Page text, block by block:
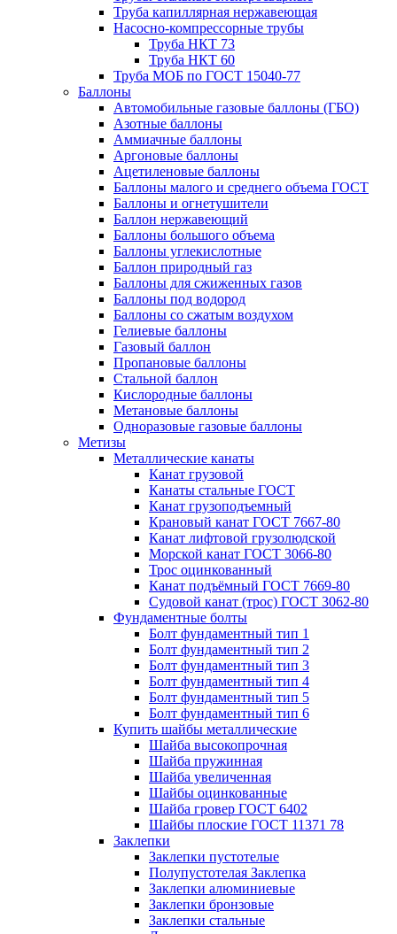
Труба капиллярная нержавеющая
Насосно-компрессорные трубы
Труба НКТ 73
Труба НКТ 60
Труба МОБ по ГОСТ 15040-77
Баллоны
Автомобильные газовые баллоны (ГБО)
Азотные баллоны
Аммиачные баллоны
Аргоновые баллоны
Ацетиленовые баллоны
Баллоны малого и среднего объема ГОСТ
Баллоны и огнетушители
Баллон нержавеющий
Баллоны большого объема
Баллоны углекислотные
Баллон природный газ
Баллоны для сжиженных газов
Баллоны под водород
Баллоны со сжатым воздухом
Гелиевые баллоны
Газовый баллон
Пропановые баллоны
Стальной баллон
Кислородные баллоны
Метановые баллоны
Одноразовые газовые баллоны
Метизы
Металлические канаты
Канат грузовой
Канаты стальные ГОСТ
Канат грузоподъемный
Крановый канат ГОСТ 7667-80
Канат лифтовой грузолюдской
Морской канат ГОСТ 3066-80
Трос оцинкованный
Канат подъёмный ГОСТ 7669-80
Судовой канат (трос) ГОСТ 3062-80
Фундаментные болты
Болт фундаментный тип 1
Болт фундаментный тип 2
Болт фундаментный тип 3
Болт фундаментный тип 4
Болт фундаментный тип 5
Болт фундаментный тип 6
Купить шайбы металлические
Шайба высокопрочная
Шайба пружинная
Шайба увеличенная
Шайбы оцинкованные
Шайба гровер ГОСТ 6402
Шайбы плоские ГОСТ 11371 78
Заклепки
Заклепки пустотелые
Полупустотелая Заклепка
Заклепки алюминиевые
Заклепки бронзовые
Заклепки стальные